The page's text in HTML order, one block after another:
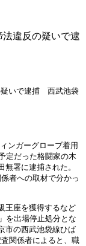
違反の疑いで逮
疑いで逮捕 西武池袋
ンガーグローブ着用
定だった格闘家の木
署に逮捕された。
者への取材で分かっ
王座を獲得するなど
を出場停止処分とな
市の西武池袋線ひば
関係者によると、職